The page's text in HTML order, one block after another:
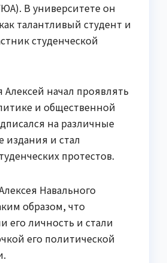
В университете он
талантливый студент и
студенческой
начал проявлять
и общественной
на различные
издания и стал
протестов.
Навального
образом, что
его личность и стали
его политической